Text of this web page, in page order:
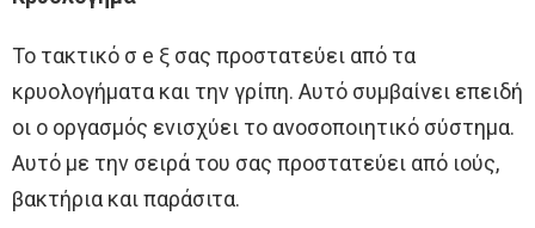
Το τακτικό σ e ξ σας προστατεύει από τα
κρυολογήματα και την γρίπη. Αυτό συμβαίνει επειδή
οι ο oργασμός ενισχύει το ανοσοποιητικό σύστημα.
Αυτό με την σειρά του σας προστατεύει από ιούς,
βακτήρια και παράσιτα.